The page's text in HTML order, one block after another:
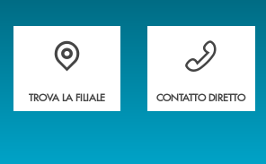
Accedi all' elenco completo delle filiali della
TROVA LA FILIALE
Hai bisogno di
CONTATTO DIRETTO